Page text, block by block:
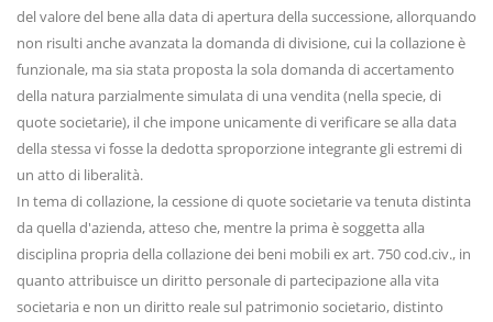
del valore del bene alla data di apertura della successione, allorquando
non risulti anche avanzata la domanda di divisione, cui la collazione è
funzionale, ma sia stata proposta la sola domanda di accertamento
della natura parzialmente simulata di una vendita (nella specie, di
quote societarie), il che impone unicamente di verificare se alla data
della stessa vi fosse la dedotta sproporzione integrante gli estremi di
un atto di liberalità.
In tema di collazione, la cessione di quote societarie va tenuta distinta
da quella d'azienda, atteso che, mentre la prima è soggetta alla
disciplina propria della collazione dei beni mobili ex art. 750 cod.civ., in
quanto attribuisce un diritto personale di partecipazione alla vita
societaria e non un diritto reale sul patrimonio societario, distinto